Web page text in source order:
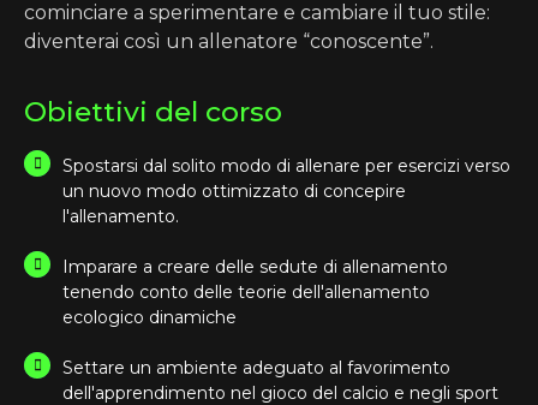
cominciare a sperimentare e cambiare il tuo stile:
diventerai così un allenatore “conoscente”.
Obiettivi del corso
Spostarsi dal solito modo di allenare per esercizi verso
un nuovo modo ottimizzato di concepire
l'allenamento.
Imparare a creare delle sedute di allenamento
tenendo conto delle teorie dell'allenamento
ecologico dinamiche
Settare un ambiente adeguato al favorimento
dell'apprendimento nel gioco del calcio e negli sport